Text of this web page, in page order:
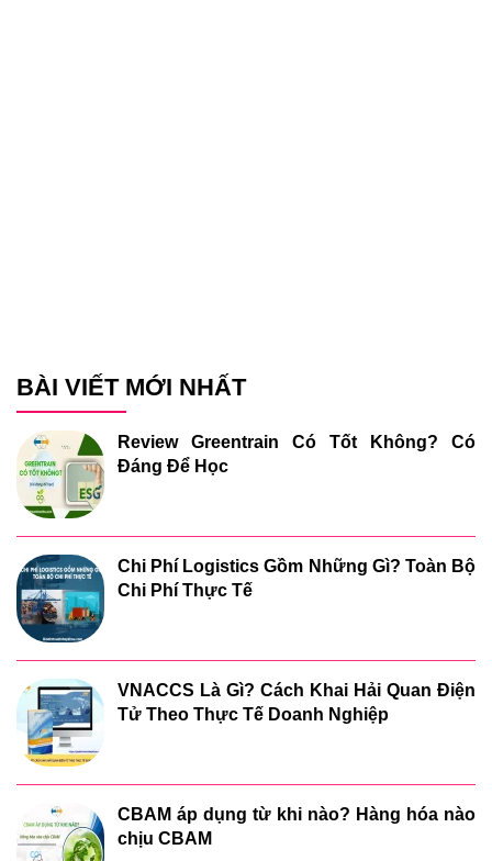
BÀI VIẾT MỚI NHẤT
Review Greentrain Có Tốt Không? Có
Đáng Để Học
Chi Phí Logistics Gồm Những Gì? Toàn Bộ
Chi Phí Thực Tế
VNACCS Là Gì? Cách Khai Hải Quan Điện
Tử Theo Thực Tế Doanh Nghiệp
CBAM áp dụng từ khi nào? Hàng hóa nào
chịu CBAM